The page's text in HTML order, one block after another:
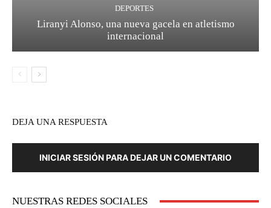
DEPORTES
Liranyi Alonso, una nueva gacela en atletismo
internacional
DEJA UNA RESPUESTA
INICIAR SESIÓN PARA DEJAR UN COMENTARIO
NUESTRAS REDES SOCIALES